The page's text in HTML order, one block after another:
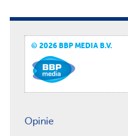
© 2026 BBP MEDIA B.V.
Opinie